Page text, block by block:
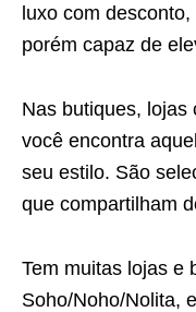
luxo com
porém capaz de
Nas butiques, lojas
você encontra
seu estilo. São
que compartilham
Tem muitas lojas e
Soho/Noho/Nolita,